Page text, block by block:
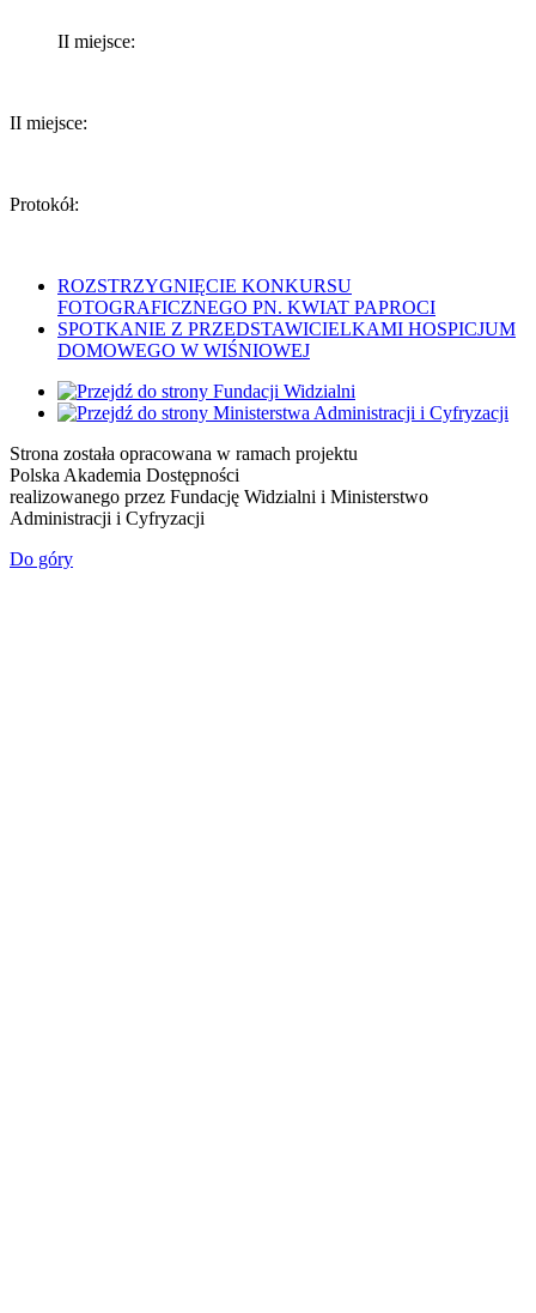
II miejsce:
II miejsce:
Protokół:
Nawigacja
wpisu
ROZSTRZYGNIĘCIE KONKURSU
FOTOGRAFICZNEGO PN. KWIAT PAPROCI
SPOTKANIE Z PRZEDSTAWICIELKAMI HOSPICJUM
DOMOWEGO W WIŚNIOWEJ
Strona została opracowana w ramach projektu
Polska Akademia Dostępności
realizowanego przez Fundację Widzialni i Ministerstwo
Administracji i Cyfryzacji
Do góry